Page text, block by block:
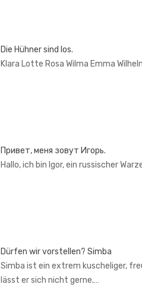
Die Hühner sind los.
Klara Lotte Rosa Wilma Emma
Привет, меня зовут Игорь.
Hallo, ich bin Igor, ein russischer
Dürfen wir vorstellen? Simba
Simba ist ein extrem kuscheliger,
lässt er sich nicht gerne.…